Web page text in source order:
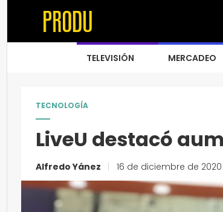
TELEVISIÓN MERCADEO
TECNOLOGÍA
LiveU destacó
Alfredo Yánez 16 de diciembre de 2020